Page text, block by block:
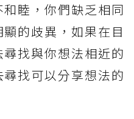
睦，你們缺乏相同
的歧異，如果在目
找與你想法相近的
找可以分享想法的